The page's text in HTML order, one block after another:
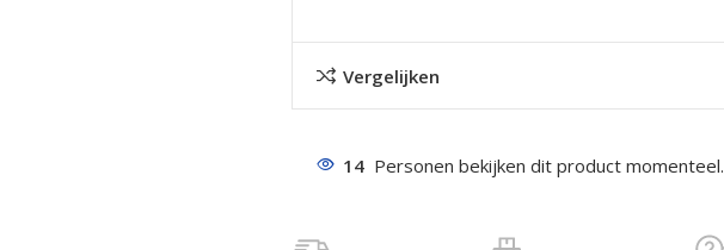
Vergelijken
14 Personen bekijken dit product momenteel.